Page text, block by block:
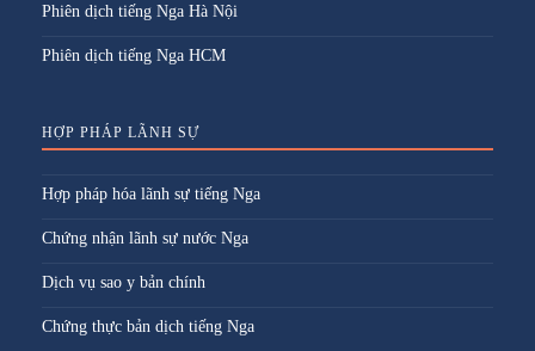
Phiên dịch tiếng Nga Hà Nội
Phiên dịch tiếng Nga HCM
HỢP PHÁP LÃNH SỰ
Hợp pháp hóa lãnh sự tiếng Nga
Chứng nhận lãnh sự nước Nga
Dịch vụ sao y bản chính
Chứng thực bản dịch tiếng Nga